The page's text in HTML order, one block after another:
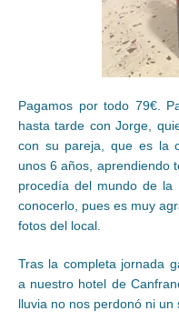
Pagamos por todo 79€.
hasta tarde con Jorge,
con su pareja, que es la
unos 6 años, aprendiendo
procedía del mundo de la
conocerlo, pues es muy
fotos del local.
Tras la completa jornada
a nuestro hotel de
lluvia no nos perdonó ni un